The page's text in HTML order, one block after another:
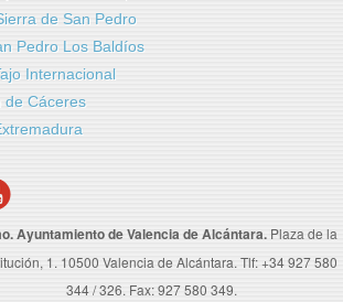
de San Pedro
Pedro Los Baldíos
Internacional
de Cáceres
Ayuntamiento de Valencia de Alcántara. Plaza de la
1. 10500 Valencia de Alcántara. Tlf: +34 927 580
344 / 326. Fax: 927 580 349.